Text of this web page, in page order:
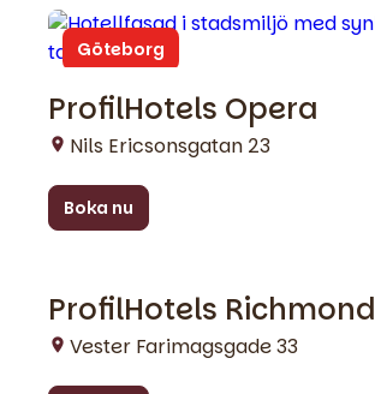
Göteborg
ProfilHotels Opera
Nils Ericsonsgatan 23
Boka nu
Köpenhamn
ProfilHotels Richmond
Vester Farimagsgade 33